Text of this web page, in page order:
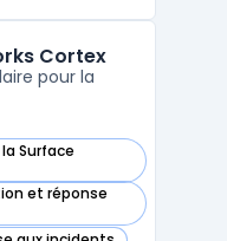
en
Cortex
pour la
Surface
dans cette catégorie
et réponse
dans cette catégorie